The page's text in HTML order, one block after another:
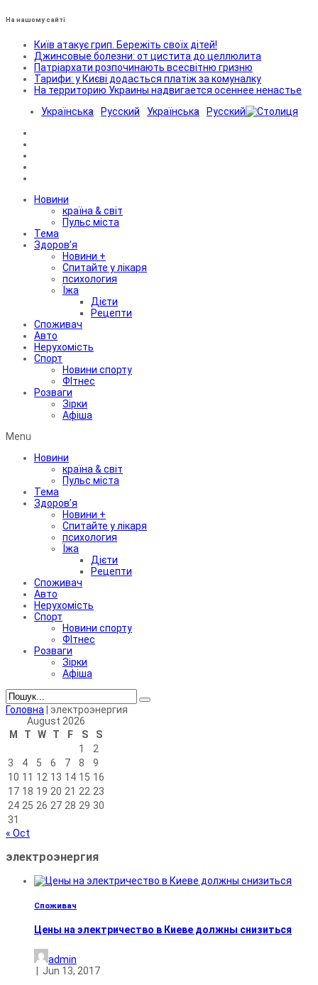
На нашому сайті
Київ атакує грип. Бережіть своїх дітей!
Джинсовые болезни: от цистита до целлюлита
Патріархати розпочинають всесвітню гризню
Тарифи: у Києві додасться платіж за комуналку
На территорию Украины надвигается осеннее ненастье
Українська
Русский Українська Русский
Новини
країна & світ
Пульс міста
Тема
Здоров’я
Новини +
Спитайте у лікаря
психология
Їжа
Дієти
Рецепти
Споживач
Авто
Нерухомість
Спорт
Новини спорту
ФІтнес
Розваги
Зірки
Афіша
Menu
Новини
країна & світ
Пульс міста
Тема
Здоров’я
Новини +
Спитайте у лікаря
психология
Їжа
Дієти
Рецепти
Споживач
Авто
Нерухомість
Спорт
Новини спорту
ФІтнес
Розваги
Зірки
Афіша
Головна
электроэнергия
August 2026
M
T W T F S
S
1
2
3
4 5 6 7 8
9
10 11 12 13 14 15 16
17 18 19 20 21 22 23
24 25 26 27 28 29 30
31
« Oct
электроэнергия
Споживач
Цены на электричество в Киеве должны снизиться
admin
Jun 13, 2017